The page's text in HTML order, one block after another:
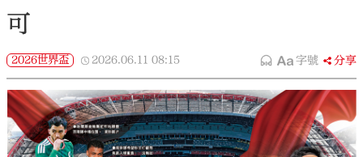
可
2026世界盃 2026.06.11 08:15 字號 分享